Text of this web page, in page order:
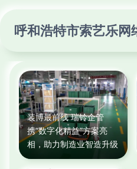
呼和浩特市索艺乐网
装博最前线 瑞铃企管
携“数字化精益”方案亮
相，助力制造业智造升级